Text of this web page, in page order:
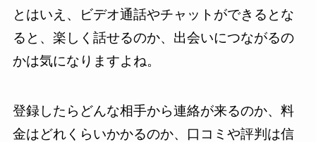
とはいえ、ビデオ通話やチャットができるとな
ると、楽しく話せるのか、出会いにつながるの
かは気になりますよね。
登録したらどんな相手から連絡が来るのか、料
金はどれくらいかかるのか、口コミや評判は信